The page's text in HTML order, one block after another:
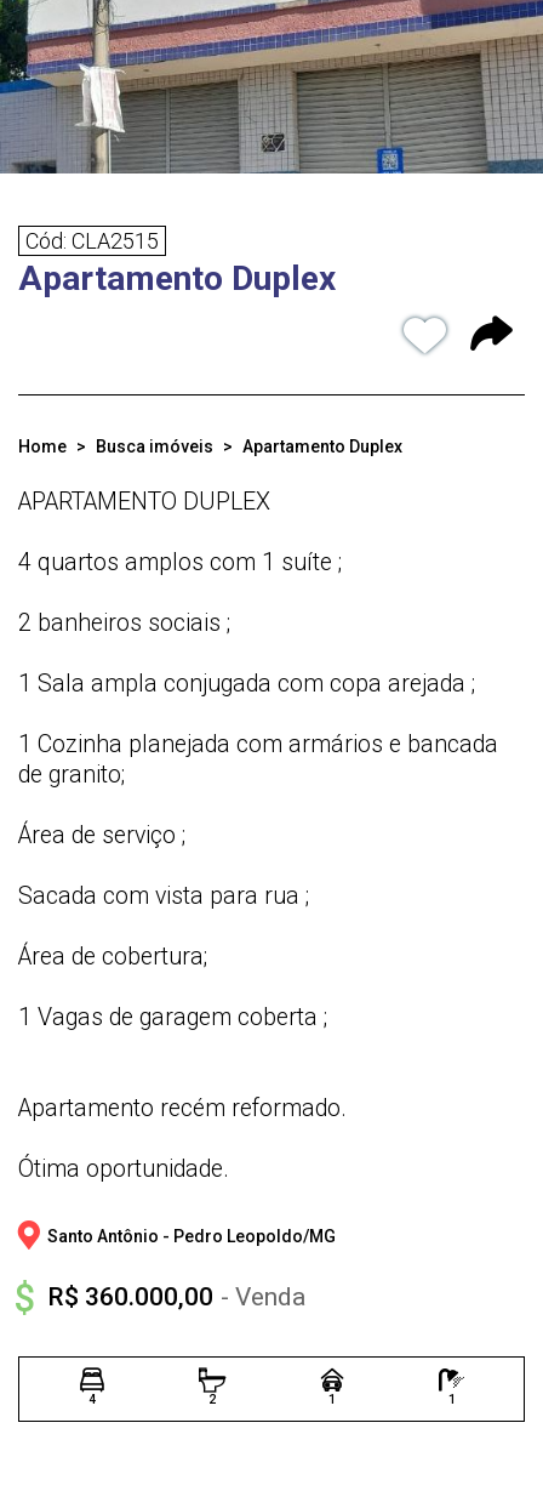
Cód: CLA2515
Apartamento Duplex
Home Busca imóveis Apartamento Duplex
APARTAMENTO DUPLEX
4 quartos amplos com 1 suíte ;
2 banheiros sociais ;
1 Sala ampla conjugada com copa arejada ;
1 Cozinha planejada com armários e bancada
de granito;
Área de serviço ;
Sacada com vista para rua ;
Área de cobertura;
1 Vagas de garagem coberta ;
Apartamento recém reformado.
Ótima oportunidade.
Santo Antônio - Pedro Leopoldo/MG
R$ 360.000,00 - Venda
4 2 1 1